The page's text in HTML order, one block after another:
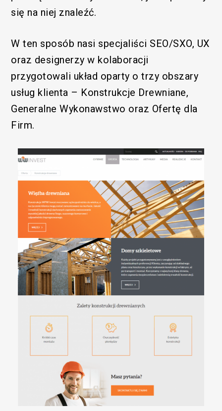
się na niej znaleźć.
W ten sposób nasi specjaliści SEO/SXO, UX
oraz designerzy w kolaboracji
przygotowali układ oparty o trzy obszary
usług klienta – Konstrukcje Drewniane,
Generalne Wykonawstwo oraz Ofertę dla
Firm.